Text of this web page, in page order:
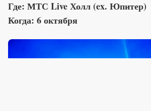
Где: МТС Live Холл (ex. Юпитер)
Когда: 6 октября